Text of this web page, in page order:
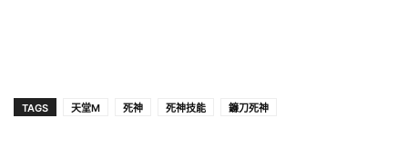
TAGS 天堂M 死神 死神技能 鐮刀死神